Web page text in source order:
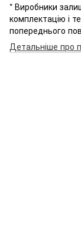
* Виробники
комплектацію і
попереднього
Детальніше про